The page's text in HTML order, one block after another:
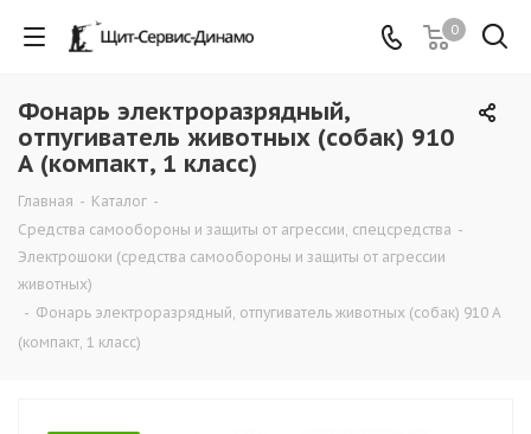
0
Фонарь электроразрядный,
отпугиватель животных (собак) 910
А (компакт, 1 класс)
Главная - Каталог -
Средства самообороны и защиты от агрессии, спецсредства -
Электрошоки (средства самообороны и защиты от агрессии
животных)
- Фонарь электроразрядный, отпугиватель животных (собак) 910 А
(компакт, 1 класс)